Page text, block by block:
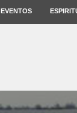
EVENTOS